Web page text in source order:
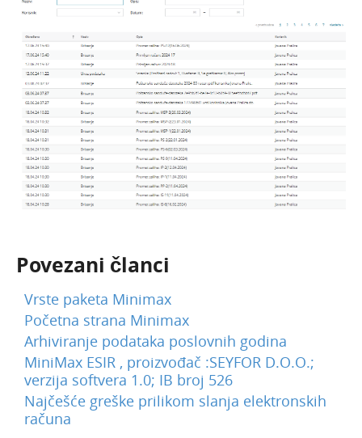
Povezani članci
Vrste paketa Minimax
Početna strana Minimax
Arhiviranje podataka poslovnih godina
MiniMax ESIR , proizvođač :SEYFOR D.O.O.;
verzija softvera 1.0; IB broj 526
Najčešće greške prilikom slanja elektronskih
računa